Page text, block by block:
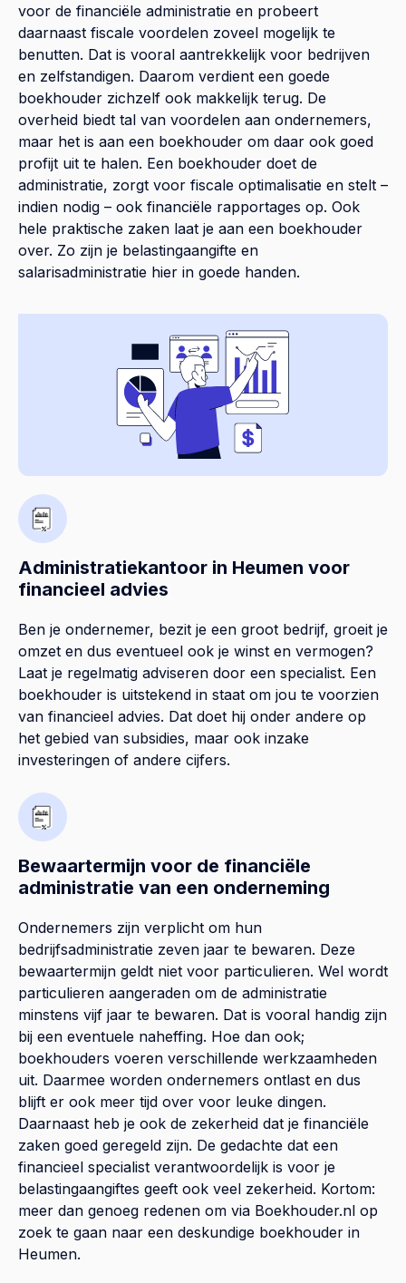
voor de financiële administratie en probeert
daarnaast fiscale voordelen zoveel mogelijk te
benutten. Dat is vooral aantrekkelijk voor bedrijven
en zelfstandigen. Daarom verdient een goede
boekhouder zichzelf ook makkelijk terug. De
overheid biedt tal van voordelen aan ondernemers,
maar het is aan een boekhouder om daar ook goed
profijt uit te halen. Een boekhouder doet de
administratie, zorgt voor fiscale optimalisatie en stelt –
indien nodig – ook financiële rapportages op. Ook
hele praktische zaken laat je aan een boekhouder
over. Zo zijn je belastingaangifte en
salarisadministratie hier in goede handen.
Administratiekantoor in Heumen voor
financieel advies
Ben je ondernemer, bezit je een groot bedrijf, groeit je
omzet en dus eventueel ook je winst en vermogen?
Laat je regelmatig adviseren door een specialist. Een
boekhouder is uitstekend in staat om jou te voorzien
van financieel advies. Dat doet hij onder andere op
het gebied van subsidies, maar ook inzake
investeringen of andere cijfers.
Bewaartermijn voor de financiële
administratie van een onderneming
Ondernemers zijn verplicht om hun
bedrijfsadministratie zeven jaar te bewaren. Deze
bewaartermijn geldt niet voor particulieren. Wel wordt
particulieren aangeraden om de administratie
minstens vijf jaar te bewaren. Dat is vooral handig zijn
bij een eventuele naheffing. Hoe dan ook;
boekhouders voeren verschillende werkzaamheden
uit. Daarmee worden ondernemers ontlast en dus
blijft er ook meer tijd over voor leuke dingen.
Daarnaast heb je ook de zekerheid dat je financiële
zaken goed geregeld zijn. De gedachte dat een
financieel specialist verantwoordelijk is voor je
belastingaangiftes geeft ook veel zekerheid. Kortom:
meer dan genoeg redenen om via Boekhouder.nl op
zoek te gaan naar een deskundige boekhouder in
Heumen.